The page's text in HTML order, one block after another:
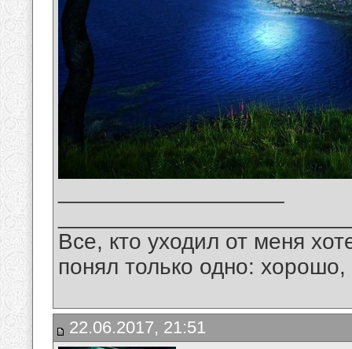
Все, кто уходил от меня
понял только одно:
22.06.2017, 21:51